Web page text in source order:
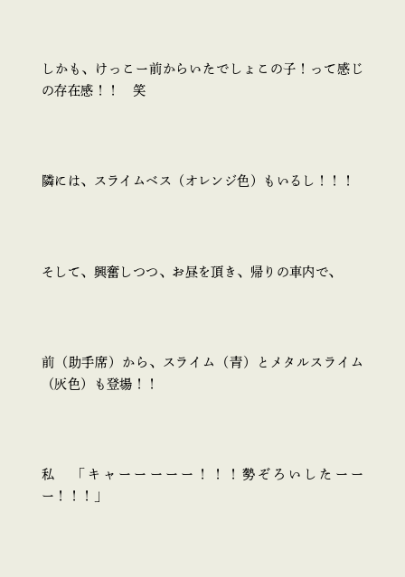
しかも、けっこー前からいたでしょこの子！って感じ
の存在感！！ 笑
隣には、スライムベス（オレンジ色）もいるし！！！
そして、興奮しつつ、お昼を頂き、帰りの車内で、
前（助手席）から、スライム（青）とメタルスライム
（灰色）も登場！！
私 「キャーーーーー！！！勢ぞろいしたーー
ー！！！」